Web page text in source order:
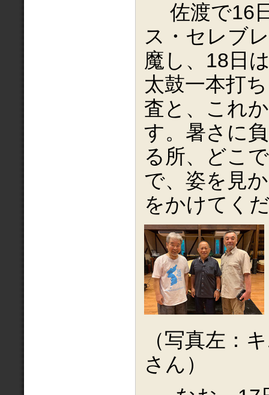
佐渡で16
ス・セレブ
魔し、18日
太鼓一本打
査と、これ
す。暑さに
る所、どこ
で、姿を見
をかけてく
（写真左：
さん）